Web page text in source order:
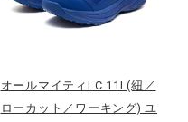
オールマイティLC 11L(紐／
ローカット／ワーキング) ユ